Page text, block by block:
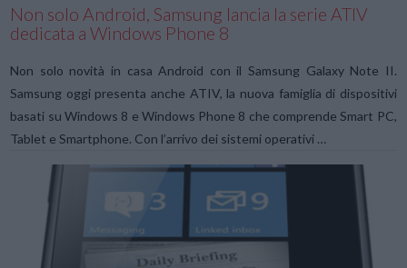
Non solo Android, Samsung lancia la serie ATIV
dedicata a Windows Phone 8
Non solo novità in casa Android con il Samsung Galaxy Note II.
Samsung oggi presenta anche ATIV, la nuova famiglia di dispositivi
basati su Windows 8 e Windows Phone 8 che comprende Smart PC,
Tablet e Smartphone. Con l’arrivo dei sistemi operativi …